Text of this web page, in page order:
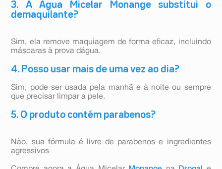
3. A Água Micelar Monange substitui o
demaquilante?
Sim, ela remove maquiagem de forma eficaz, incluindo
máscaras à prova dágua.
4. Posso usar mais de uma vez ao dia?
Sim, pode ser usada pela manhã e à noite ou sempre
que precisar limpar a pele.
5. O produto contém parabenos?
Não, sua fórmula é livre de parabenos e ingredientes
agressivos